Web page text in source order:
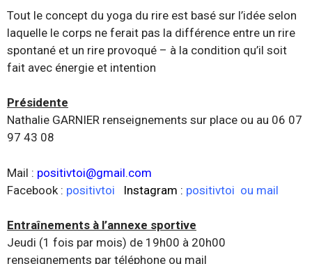
Tout le concept du yoga du rire est basé sur l’idée selon
laquelle le corps ne ferait pas la différence entre un rire
spontané et un rire provoqué – à la condition qu’il soit
fait avec énergie et intention
Présidente
Nathalie GARNIER renseignements sur place ou au 06 07
97 43 08
Mail : positivtoi@gmail.com
Facebook : positivtoi Instagram : positivtoi ou mail
Entraînements à l’annexe sportive
Jeudi (1 fois par mois) de 19h00 à 20h00
renseignements par téléphone ou mail